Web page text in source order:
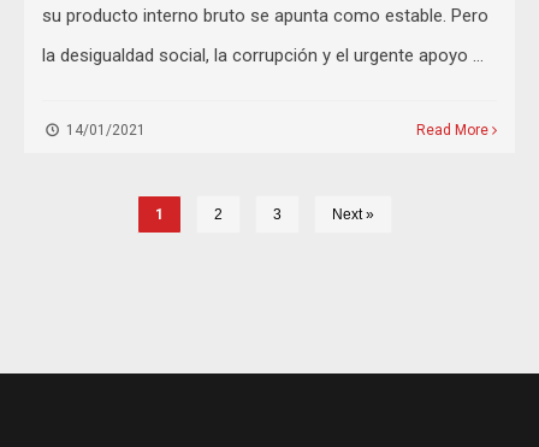
su producto interno bruto se apunta como estable. Pero
la desigualdad social, la corrupción y el urgente apoyo …
14/01/2021 Read More
1 2 3 Next »